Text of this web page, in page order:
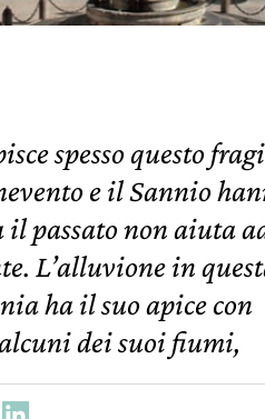
spesso questo
e il Sannio
passato non aiuta
L’alluvione in
ha il suo apice con
dei suoi fiumi,